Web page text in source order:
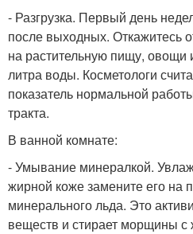
- Разгрузка. Первый день
после выходных. Откажитесь
на растительную пищу, овощи
литра воды. Косметологи
показатель нормальной
тракта.
В ванной комнате:
- Умывание минералкой.
жирной коже замените его на
минерального льда. Это
веществ и стирает морщины с